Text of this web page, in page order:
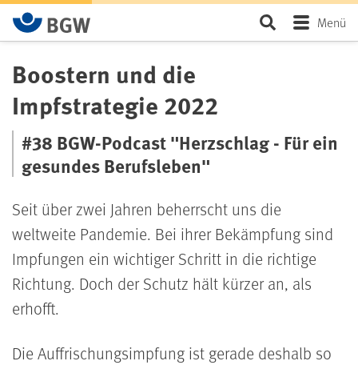
Zum Hauptinhalt springen SeiteMenü
Boostern und die
Impfstrategie 2022
#38 BGW-Podcast "Herzschlag - Für ein
gesundes Berufsleben"
Seit über zwei Jahren beherrscht uns die
weltweite Pandemie. Bei ihrer Bekämpfung sind
Impfungen ein wichtiger Schritt in die richtige
Richtung. Doch der Schutz hält kürzer an, als
erhofft.
Die Auffrischungsimpfung ist gerade deshalb so